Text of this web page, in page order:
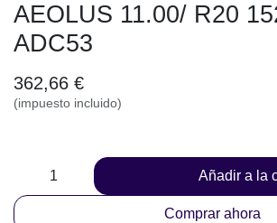
AEOLUS 11.00/ R20
ADC53
362,66 €
(impuesto incluido)
Añadir a la
Comprar ahora